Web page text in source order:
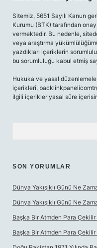
Sitemiz, 5651 Sayılı Kanun
Kurumu (BTK) tarafından
vermektedir. Bu nedenle,
veya araştırma
yazdıkları içeriklerin
bu sorumluluğu kabul etmiş
Hukuka ve yasal
içerikleri,
ilgili içerikler yasal süre
SON YORUMLAR
Dünya Yakışıklı Günü Ne
Dünya Yakışıklı Günü Ne
Başka Bir Atmden Para Çekilir
Başka Bir Atmden Para Çekilir